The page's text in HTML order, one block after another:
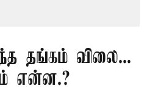
தங்கம் விலை...
என்ன.?